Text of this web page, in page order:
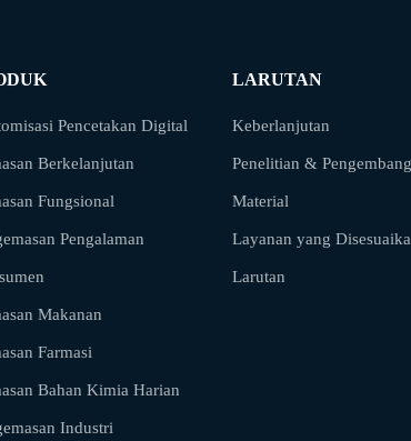
Pencetakan Digital
Berkelanjutan
Fungsional
Pengalaman
Makanan
Farmasi
Bahan Kimia Harian
Industri
LARUTAN
Keberlanjutan
Penelitian &
Material
Layanan yang
Larutan